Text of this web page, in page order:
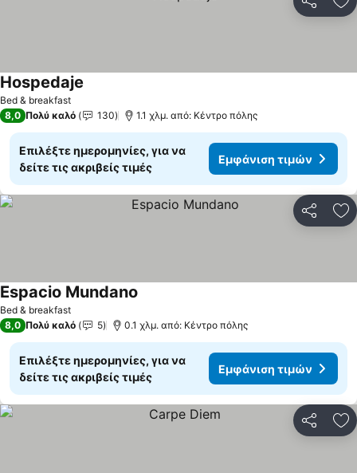
Bed & breakfast
Hospedaje
8,0 Πολύ καλό 130 1.1 χλμ. από: Κέντρο πόλης
Επιλέξτε ημερομηνίες, για να
δείτε τις ακριβείς τιμές
Εμφάνιση τιμών
Bed & breakfast
Espacio Mundano
8,0 Πολύ καλό 5 0.1 χλμ. από: Κέντρο πόλης
Επιλέξτε ημερομηνίες, για να
δείτε τις ακριβείς τιμές
Εμφάνιση τιμών